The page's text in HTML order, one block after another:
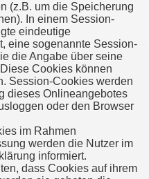
(z.B. um die Speicherung
In einem Session-
eindeutige
eine sogenannte Session-
die Angabe über seine
Cookies können
Session-Cookies werden
dieses Onlineangebotes
oder den Browser
im Rahmen
werden die Nutzer im
informiert.
dass Cookies auf ihrem